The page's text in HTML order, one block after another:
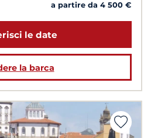
a partire da 4 500 €
le date
la barca